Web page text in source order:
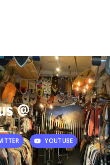
@
YOUTUBE